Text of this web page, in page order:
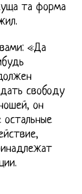
та форма
«Да
свободу
он